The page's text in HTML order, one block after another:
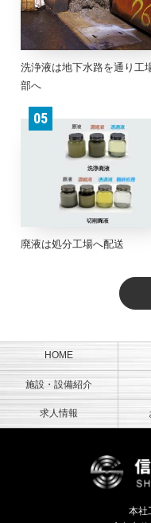
洗浄液は地下水路を通り工
部へ
05
廃液は処分工場へ配送
HOME
施設・設備紹介
求人情報
本社